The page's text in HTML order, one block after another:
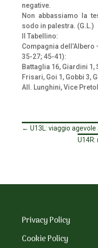
negative.
Non abbassiamo la
sodo in palestra. (G.L.)
Il Tabellino:
Compagnia dell’Albero
35-27; 45-41):
Battaglia 16, Giardini 1,
Frisari, Goi 1, Gobbi 3,
All. Lunghini, Vice
← U13L: viaggio agevole
Privacy Policy
Cookie Policy